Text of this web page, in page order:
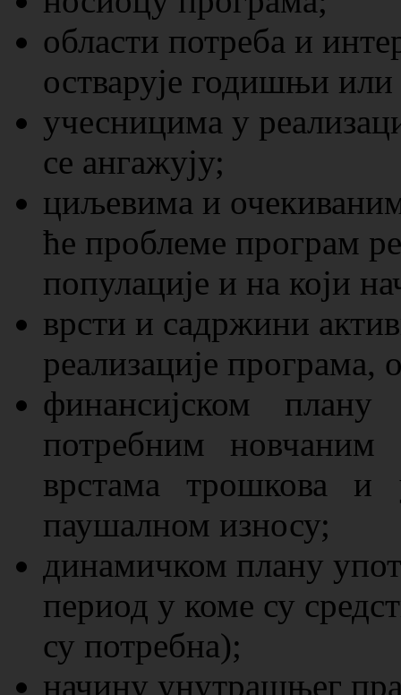
области потреба и
остварује годишњи
учесницима у
се ангажују;
циљевима и
ће проблеме програм
популације и на који
врсти и садржини
реализације
финансијском
потребним новчаним
врстама трошкова
паушалном износу;
динамичком плану
период у коме су
су потребна);
начину унутрашњег